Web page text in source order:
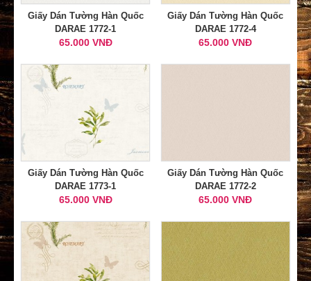
Giấy Dán Tường Hàn Quốc
DARAE 1772-1
65.000 VNĐ
Giấy Dán Tường Hàn Quốc
DARAE 1772-4
65.000 VNĐ
Giấy Dán Tường Hàn Quốc
DARAE 1773-1
65.000 VNĐ
Giấy Dán Tường Hàn Quốc
DARAE 1772-2
65.000 VNĐ